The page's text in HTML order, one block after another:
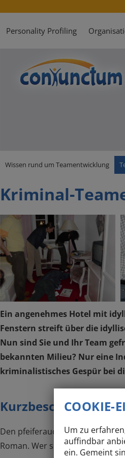
Personality Profiling
Wissen rund um Teamentwicklung
Kriminal-
Ein angenehmes Hotel mit
Fenstern streift über die
Nun sind Sie und Ihr Team
bekannten Milieu? Nur eine
kriminalistisches Gespür bei
Kurzbeschreibung
Den pfeiferauchenden, einsam
Roman. Wer sich an "echte"
COOKIE-
Um zu
auffindbar
ein. Gemeint